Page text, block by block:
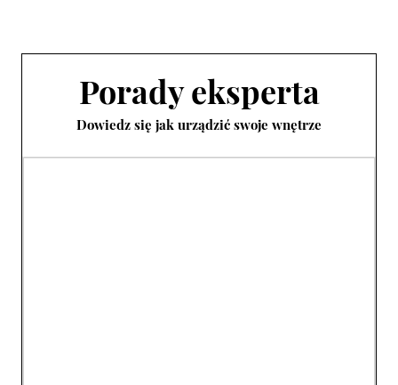
Porady eksperta
Dowiedz się jak urządzić swoje wnętrze